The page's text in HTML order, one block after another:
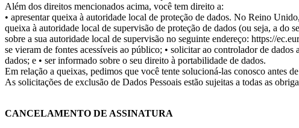
Além dos direitos mencionados acima, você tem direito a:
• apresentar queixa à autoridade local de proteção de dados. No Reino
queixa à autoridade local de supervisão de proteção de dados (ou seja, a
sobre a sua autoridade local de supervisão no seguinte endereço: https://
se vieram de fontes acessíveis ao público; • solicitar ao controlador de dados
dados; e • ser informado sobre o seu direito à portabilidade de dados.
Em relação a queixas, pedimos que você tente solucioná-las conosco antes
As solicitações de exclusão de Dados Pessoais estão sujeitas a todas as
CANCELAMENTO DE ASSINATURA